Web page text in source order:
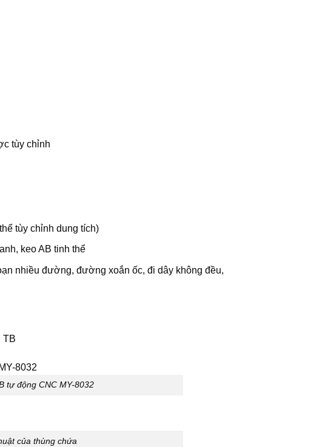
tùy chỉnh
tùy chỉnh dung tích)
keo AB tinh thể
nhiều đường, đường xoắn ốc, đi dây không đều,
tự động CNC MY-8032
của thùng chứa